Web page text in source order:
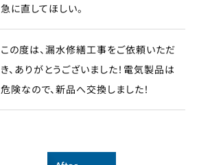
急に直してほしい。
この度は、漏水修繕工事をご依頼いただ
き、ありがとうございました！電気製品は
危険なので、新品へ交換しました！